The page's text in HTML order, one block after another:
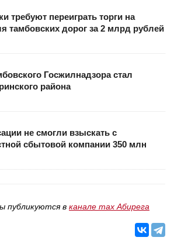
требуют переиграть торги на
тамбовских дорог за 2 млрд рублей
Госжилнадзора стал
района
не смогли взыскать с
сбытовой компании 350 млн
публикуются в канале max Абирега